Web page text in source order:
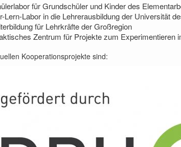
für Grundschüler und Kinder des
Lern-Labor in die Lehrerausbildung der Universität
für Lehrkräfte der Großregion
Zentrum für Projekte zum Experimentieren
Kooperationsprojekte sind: